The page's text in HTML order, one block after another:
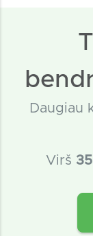
Daugiau
Virš